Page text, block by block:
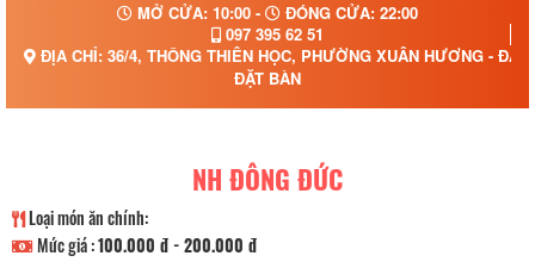
MỞ CỬA: 10:00 -
ĐÓNG CỬA: 22:00
097 395 62 51
ĐỊA CHỈ: 36/4, THÔNG THIÊN HỌC, PHƯỜNG XUÂN HƯƠNG - ĐÀ
ĐẶT BÀN
NH ĐÔNG ĐỨC
Loại món ăn chính:
Mức giá :100.000 đ - 200.000 đ